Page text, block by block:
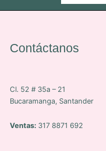
Contáctanos
Cl. 52 # 35a – 21
Bucaramanga, Santander
Ventas: 317 8871 692